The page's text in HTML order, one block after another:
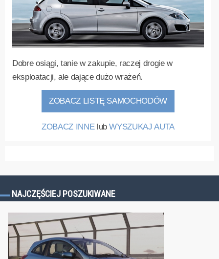
Dobre osiągi, tanie w zakupie, raczej drogie w
eksploatacji, ale dające dużo wrażeń.
ZOBACZ LISTĘ SAMOCHODÓW
ZOBACZ INNElubWYSZUKAJ AUTA
NAJCZĘŚCIEJ POSZUKIWANE